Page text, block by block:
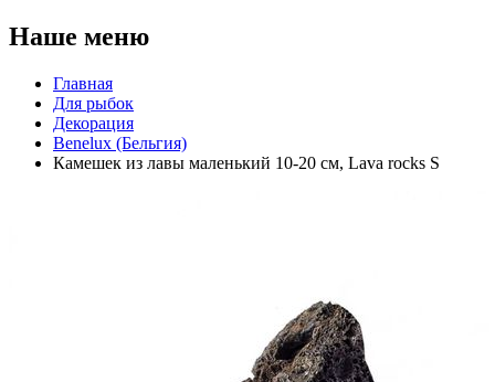
Наше меню
Главная
Для рыбок
Декорация
Benelux (Бельгия)
Камешек из лавы маленький 10-20 см, Lava rocks S